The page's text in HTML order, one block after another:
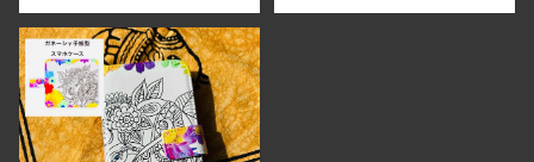
one16
Phone16